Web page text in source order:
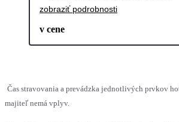
zobraziť podrobnosti
v cene
Čas stravovania a prevádzka jednotlivých prvkov
majiteľ nemá vplyv.